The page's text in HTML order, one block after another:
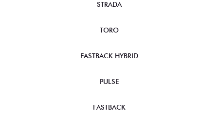
STRADA
TORO
FASTBACK HYBRID
PULSE
FASTBACK